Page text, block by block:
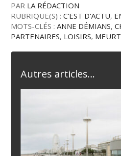
PAR LA RÉDACTION
RUBRIQUE(S) :C'EST D'ACTU,
MOTS-CLÉS :ANNE DÉMIANS,
PARTENAIRES, LOISIRS,
Autres articles...